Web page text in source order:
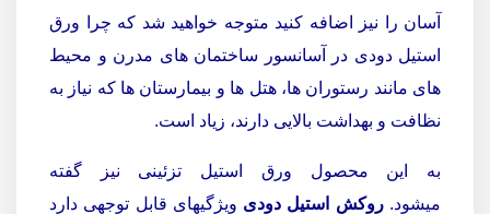
آسان را نیز اضافه کنید متوجه خواهید شد که چرا ورق
استیل دودی در آسانسور ساختمان های مدرن و محیط
های مانند رستوران ها، هتل ها و بیمارستان ها که نیاز به
نظافت و بهداشت بالایی دارند، زیاد است.
به این محصول ورق استیل تزئینی نیز گفته
میشود.روکش استیل دودی ویژگیهای قابل توجهی دارد